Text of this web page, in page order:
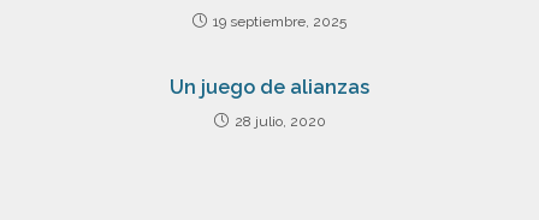
19 septiembre, 2025
Un juego de alianzas
28 julio, 2020